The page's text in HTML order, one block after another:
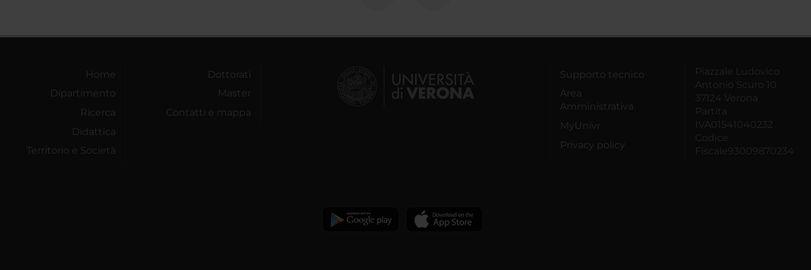
Home
Dipartimento
Ricerca
Didattica
Territorio e Società
Dottorati
Master
Contatti e mappa
Supporto tecnico
Area
Amministrativa
MyUnivr
Privacy policy
Piazzale Ludovico
Antonio Scuro 10
37124 Verona
Partita
IVA01541040232
Codice
Fiscale93009870234